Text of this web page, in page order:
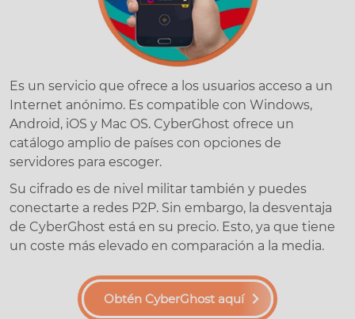
Es un servicio que ofrece a los usuarios acceso a un
Internet anónimo. Es compatible con Windows,
Android, iOS y Mac OS. CyberGhost ofrece un
catálogo amplio de países con opciones de
servidores para escoger.
Su cifrado es de nivel militar también y puedes
conectarte a redes P2P. Sin embargo, la desventaja
de CyberGhost está en su precio. Esto, ya que tiene
un coste más elevado en comparación a la media.
Obtén CyberGhost aquí